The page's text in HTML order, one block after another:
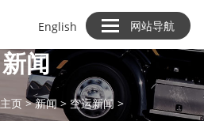
English 网站导航
新闻
主页>新闻> 空运新闻>